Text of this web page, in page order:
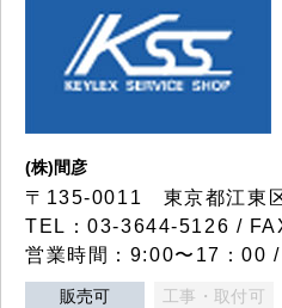
(株)間彦
〒135-0011 東京都江東
TEL：03-3644-5126 /
営業時間：9:00〜17：00
販売可 工事・取付可